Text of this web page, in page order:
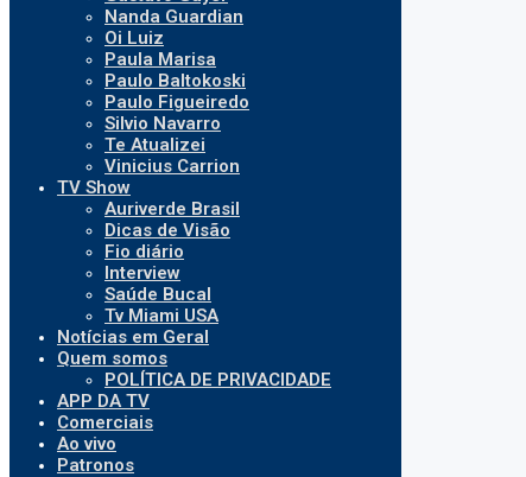
Nanda Guardian
Oi Luiz
Paula Marisa
Paulo Baltokoski
Paulo Figueiredo
Silvio Navarro
Te Atualizei
Vinicius Carrion
TV Show
Auriverde Brasil
Dicas de Visão
Fio diário
Interview
Saúde Bucal
Tv Miami USA
Notícias em Geral
Quem somos
POLÍTICA DE PRIVACIDADE
APP DA TV
Comerciais
Ao vivo
Patronos